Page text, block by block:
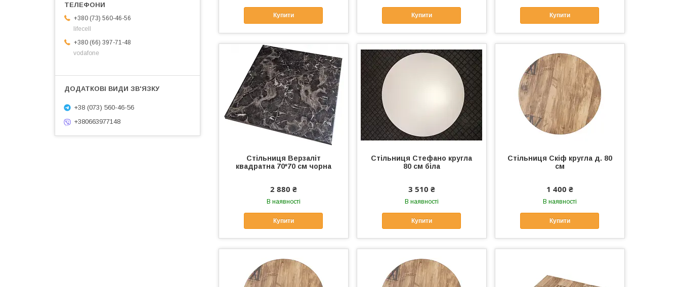
Купити Купити Купити
Стільниця Верзаліт
квадратна 70*70 см чорна
2 880 ₴
В наявності
Купити
Стільниця Стефано кругла
80 см біла
3 510 ₴
В наявності
Купити
Стільниця Скіф кругла д. 80
см
1 400 ₴
В наявності
Купити
+380 (73) 560-46-56
lifecell
+380 (66) 397-71-48
vodafone
+38 (073) 560-46-56
+380663977148